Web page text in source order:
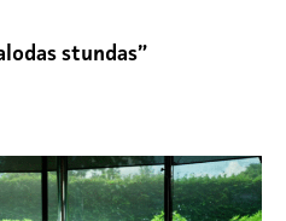
stundas”